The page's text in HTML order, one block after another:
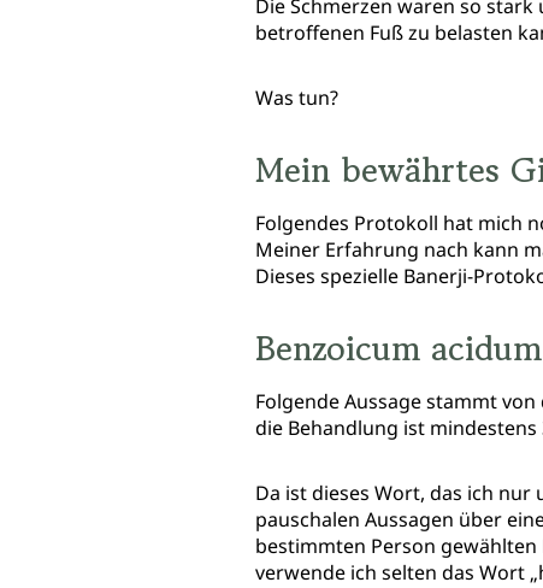
Die Schmerzen waren so
betroffenen Fuß zu belasten
Was tun?
Mein bewährtes
Folgendes Protokoll hat mich
Meiner Erfahrung nach kann
Dieses spezielle Banerji-
Benzoicum
Folgende Aussage stammt
die Behandlung ist
Da ist dieses Wort, das ich nur
pauschalen Aussagen über
bestimmten Person
verwende ich selten das Wort